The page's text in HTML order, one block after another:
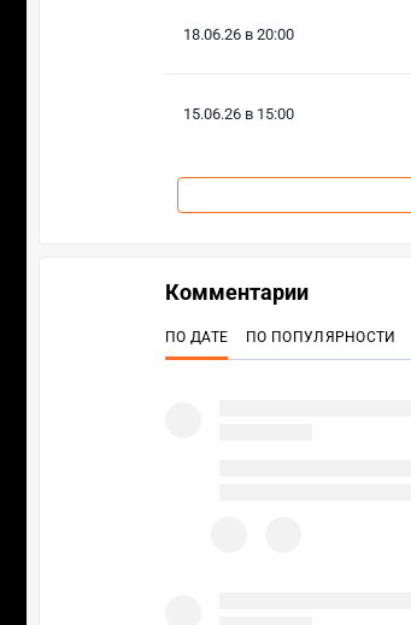
18.06.26 в 20:00
15.06.26 в 15:00
Комментарии
ПО ДАТЕ ПО ПОПУЛЯРНОСТИ